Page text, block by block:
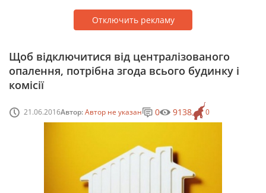
Отключить рекламу
Щоб відключитися від централізованого
опалення, потрібна згода всього будинку і
комісії
21.06.2016Автор:Автор не указан 0
0 9138